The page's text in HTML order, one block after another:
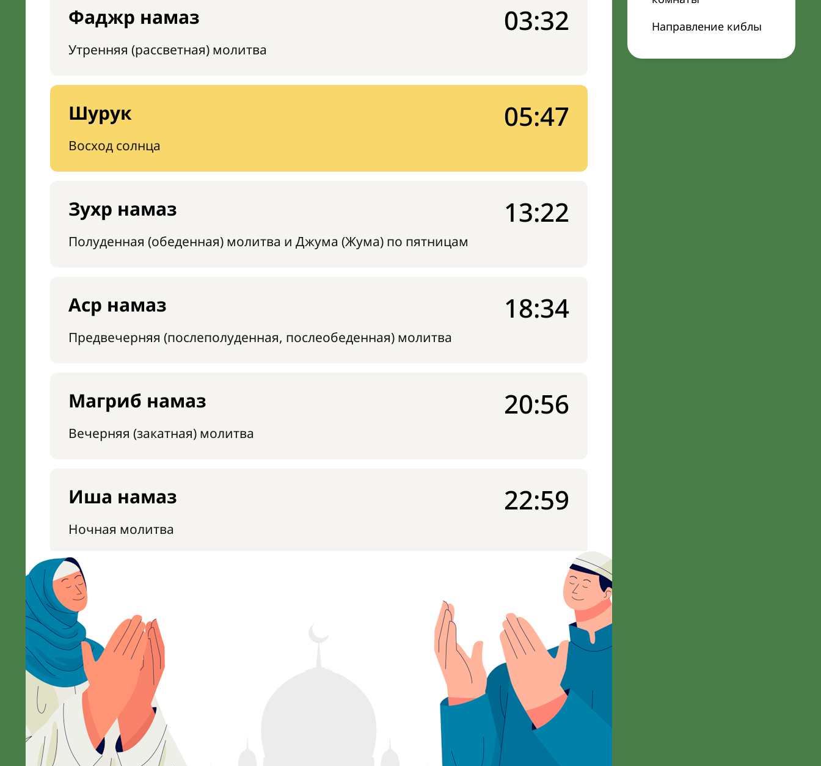
Направление киблы
Фаджр намаз
Утренняя (рассветная) молитва
03:32
Шурук
Восход солнца
05:47
Зухр намаз
Полуденная (обеденная) молитва и Джума (Жума) по пятницам
13:22
Аср намаз
Предвечерняя (послеполуденная, послеобеденная) молитва
18:34
Магриб намаз
Вечерняя (закатная) молитва
20:56
Иша намаз
Ночная молитва
22:59